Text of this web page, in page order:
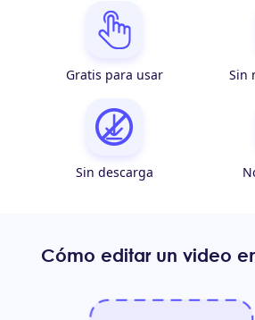
Gratis para usar Sin
Sin descarga
Cómo editar un video